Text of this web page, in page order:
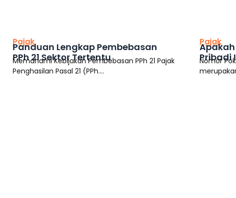
Pajak
Panduan Lengkap Pembebasan
PPh 21 Sektor Tertentu
Memahami Kebijakan Pembebasan PPh 21 Pajak
Penghasilan Pasal 21 (PPh....
Pajak
Apakah
Pribadi
Nomor